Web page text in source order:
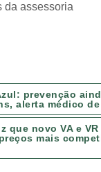
da assessoria
prevenção
alerta médico
que novo VA e VR
mais